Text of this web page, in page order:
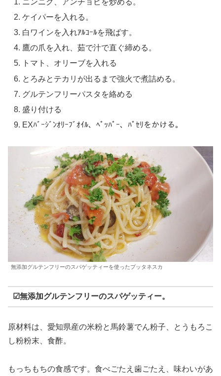
ケイパーを入れる。
白ワインを入れｱﾙｺｰﾙを飛ばす。
鷹の爪を入れ、茹で汁で直ぐ締める。
トマト、オリーブを入れる
とろみとテカリが出るまで強火で煮詰める。
グルテンフリーパスタを絡める
盛り付ける
EXﾊﾞｰｼﾞﾝｵﾘｰﾌﾞｵｲﾙ、ﾍﾟｯﾊﾟｰ、ﾊﾟｾﾘをかける。
無添加グルテンフリーのスパゲッティーを使ったプッタネスカ
☑無添加グルテンフリーのスパゲッティー。
原材料は、愛知県産の米粉と馬鈴薯でん粉子、とうもろこ
し粉粉末、食酢。
もっちもちの食感です。食べごたえ歯ごたえ、味わいがあ